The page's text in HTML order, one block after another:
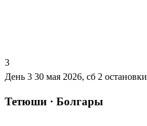
3
День 3 30 мая 2026, сб 2 остановки
Тетюши · Болгары